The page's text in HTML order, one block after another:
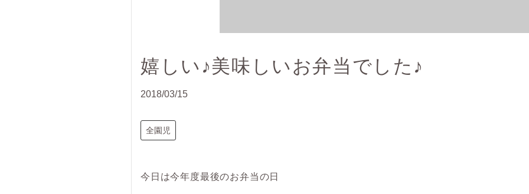
嬉しい♪美味しいお弁当でした♪
2018/03/15
全園児
今日は今年度最後のお弁当の日